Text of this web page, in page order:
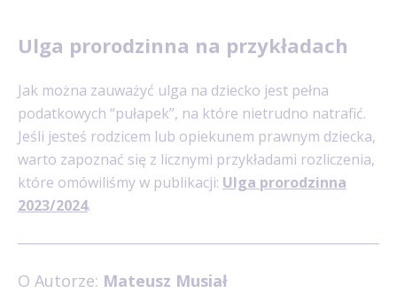
Ulga prorodzinna na przykładach
Jak można zauważyć ulga na dziecko jest pełna
podatkowych “pułapek”, na które nietrudno natrafić.
Jeśli jesteś rodzicem lub opiekunem prawnym dziecka,
warto zapoznać się z licznymi przykładami rozliczenia,
które omówiliśmy w publikacji: Ulga prorodzinna
2023/2024.
O Autorze: Mateusz Musiał